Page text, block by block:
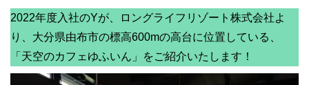
2022年度入社のYが、ロングライフリゾート株式会社よ
り、大分県由布市の標高600mの高台に位置している、
「天空のカフェゆふいん」をご紹介いたします！